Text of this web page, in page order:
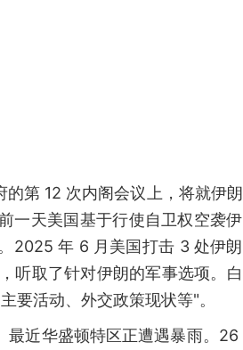
第 12 次内阁会议上，将就伊
一天美国基于行使自卫权空袭
2025 年 6 月美国打击 3 处伊
听取了针对伊朗的军事选项。
要活动、外交政策现状等"。
近华盛顿特区正遭遇暴雨。26